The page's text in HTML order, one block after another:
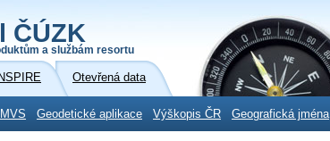
ČÚZK
a službám resortu
INSPIRE Otevřená data
Geodetické aplikace Výškopis ČR Geografická jména